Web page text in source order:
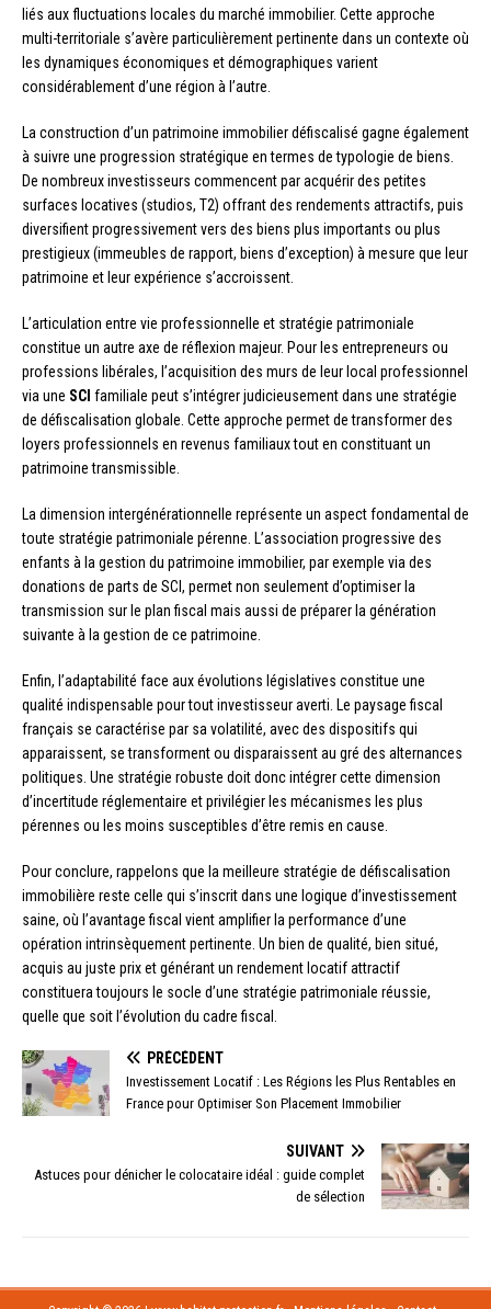
liés aux fluctuations locales du marché immobilier. Cette approche
multi-territoriale s’avère particulièrement pertinente dans un contexte où
les dynamiques économiques et démographiques varient
considérablement d’une région à l’autre.
La construction d’un patrimoine immobilier défiscalisé gagne également
à suivre une progression stratégique en termes de typologie de biens.
De nombreux investisseurs commencent par acquérir des petites
surfaces locatives (studios, T2) offrant des rendements attractifs, puis
diversifient progressivement vers des biens plus importants ou plus
prestigieux (immeubles de rapport, biens d’exception) à mesure que leur
patrimoine et leur expérience s’accroissent.
L’articulation entre vie professionnelle et stratégie patrimoniale
constitue un autre axe de réflexion majeur. Pour les entrepreneurs ou
professions libérales, l’acquisition des murs de leur local professionnel
via une SCI familiale peut s’intégrer judicieusement dans une stratégie
de défiscalisation globale. Cette approche permet de transformer des
loyers professionnels en revenus familiaux tout en constituant un
patrimoine transmissible.
La dimension intergénérationnelle représente un aspect fondamental de
toute stratégie patrimoniale pérenne. L’association progressive des
enfants à la gestion du patrimoine immobilier, par exemple via des
donations de parts de SCI, permet non seulement d’optimiser la
transmission sur le plan fiscal mais aussi de préparer la génération
suivante à la gestion de ce patrimoine.
Enfin, l’adaptabilité face aux évolutions législatives constitue une
qualité indispensable pour tout investisseur averti. Le paysage fiscal
français se caractérise par sa volatilité, avec des dispositifs qui
apparaissent, se transforment ou disparaissent au gré des alternances
politiques. Une stratégie robuste doit donc intégrer cette dimension
d’incertitude réglementaire et privilégier les mécanismes les plus
pérennes ou les moins susceptibles d’être remis en cause.
Pour conclure, rappelons que la meilleure stratégie de défiscalisation
immobilière reste celle qui s’inscrit dans une logique d’investissement
saine, où l’avantage fiscal vient amplifier la performance d’une
opération intrinsèquement pertinente. Un bien de qualité, bien situé,
acquis au juste prix et générant un rendement locatif attractif
constituera toujours le socle d’une stratégie patrimoniale réussie,
quelle que soit l’évolution du cadre fiscal.
PRÉCÉDENT
Investissement Locatif : Les Régions les Plus Rentables en
France pour Optimiser Son Placement Immobilier
SUIVANT
Astuces pour dénicher le colocataire idéal : guide complet
de sélection